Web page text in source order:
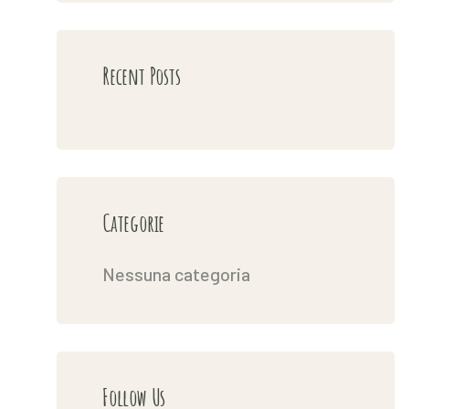
Recent Posts
Categorie
Nessuna categoria
Follow Us